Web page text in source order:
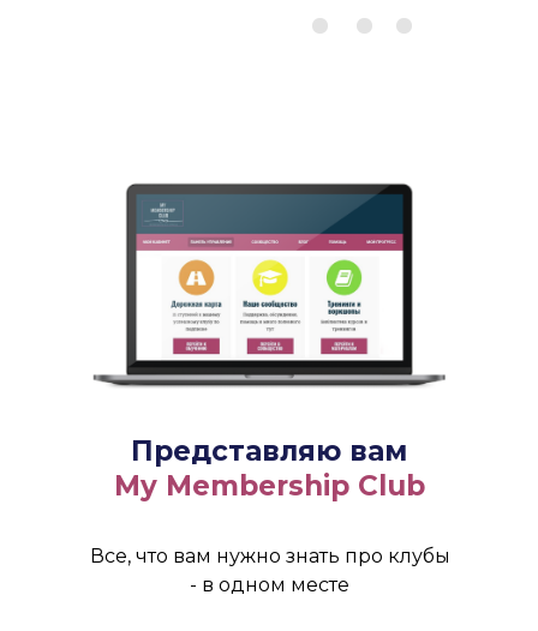
Представляю вам
My Membership Club
Все, что вам нужно знать про клубы
- в одном месте